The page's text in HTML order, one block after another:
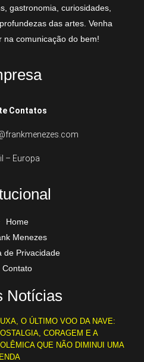
gastronomia, curiosidades,
das artes. Venha
na comunicação do bem!
Contatos
– Europa
Home
Menezes
de Privacidade
Contato
Notícias
O ÚLTIMO VOO DA NAVE:
CORAGEM E A
QUE NÃO DIMINUI UMA